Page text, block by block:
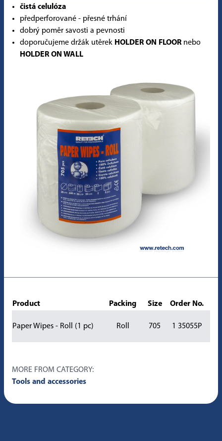
čistá celulóza
předperforované - přesné trhání
dobrý poměr savosti a pevnosti
doporučujeme držák utěrek HOLDER ON FLOOR nebo
HOLDER ON WALL
Product Packing Size Order No.
Paper Wipes - Roll (1 pc) Roll 705 1 35055P
MORE FROM CATEGORY:
Tools and accessories